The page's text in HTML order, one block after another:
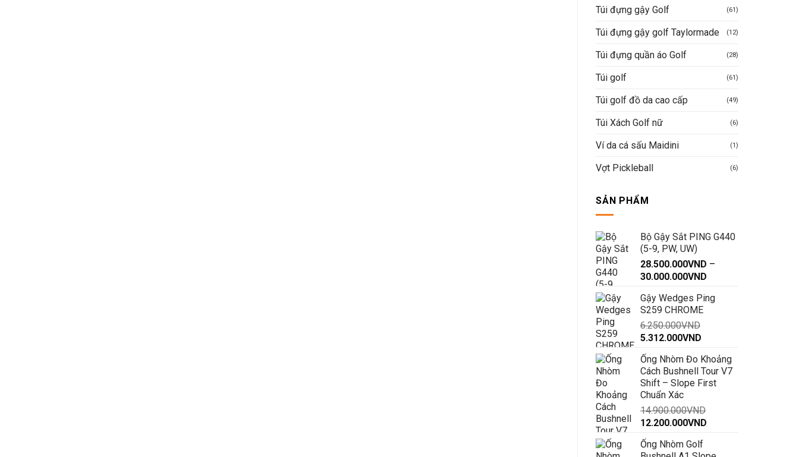
Túi đựng gậy Golf (61)
Túi đựng gậy golf Taylormade (12)
Túi đựng quần áo Golf (28)
Túi golf (61)
Túi golf đồ da cao cấp (49)
Túi Xách Golf nữ (6)
Ví da cá sấu Maidini (1)
Vợt Pickleball (6)
SẢN PHẨM
Bộ Gậy Sắt PING G440
(5-9, PW, UW)
28.500.000VND –
30.000.000VND
từ
Gậy Wedges Ping
S259 CHROME
6.250.000VND
Giá
là:
6.250.000VND.
5.312.000VND
tại
là:
5.312.000VND.
Ống Nhòm Đo Khoảng
Cách Bushnell Tour V7
Shift – Slope First
Chuẩn Xác
14.900.000VND
Giá
là:
12.200.000VND
Ống Nhòm Golf